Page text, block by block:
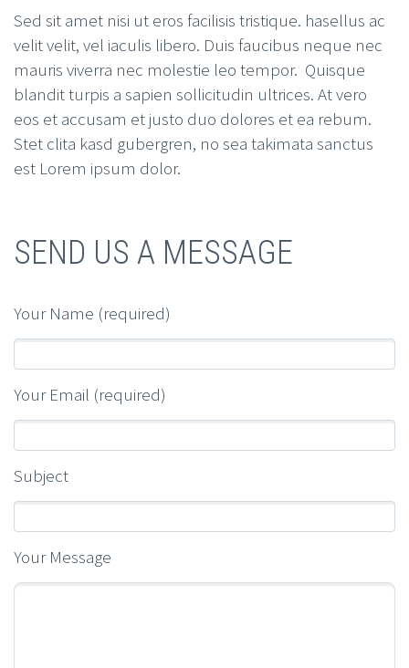
Sed sit amet nisi ut eros facilisis tristique. hasellus ac
velit velit, vel iaculis libero. Duis faucibus neque nec
mauris viverra nec molestie leo tempor. Quisque
blandit turpis a sapien sollicitudin ultrices. At vero
eos et accusam et justo duo dolores et ea rebum.
Stet clita kasd gubergren, no sea takimata sanctus
est Lorem ipsum dolor.
SEND US A MESSAGE
Your Name (required)
Your Email (required)
Subject
Your Message